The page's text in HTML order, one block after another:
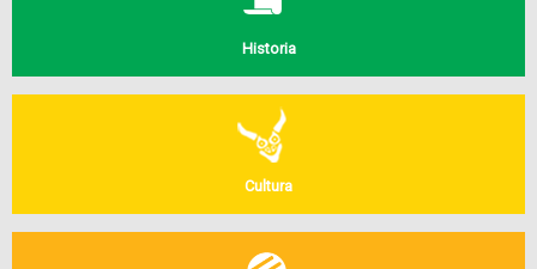
Historia
Cultura